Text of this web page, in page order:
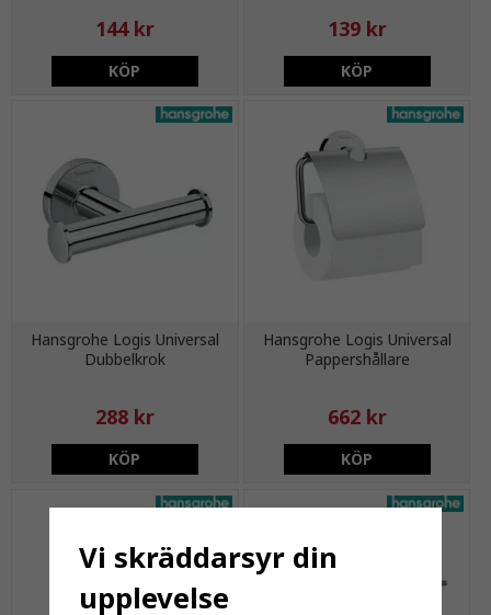
144 kr
KÖP
139 kr
KÖP
Hansgrohe Logis Universal
Dubbelkrok
288 kr
KÖP
Hansgrohe Logis Universal
Pappershållare
662 kr
KÖP
Vi skräddarsyr din
upplevelse